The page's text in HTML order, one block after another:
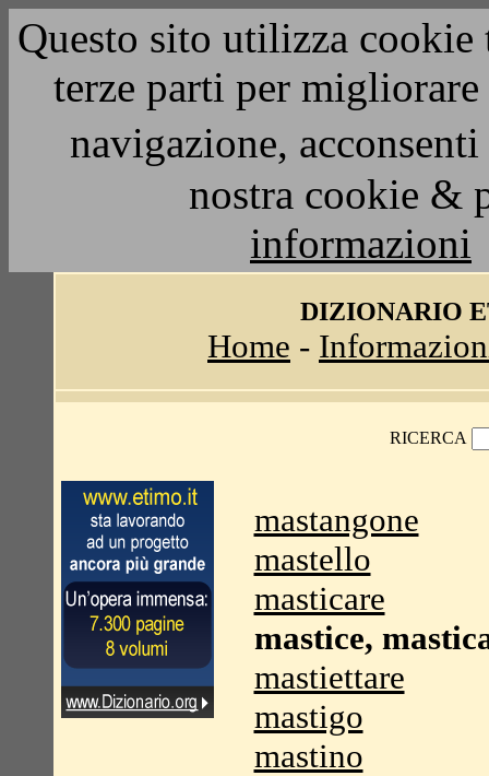
Questo sito utilizza
terze parti per
navigazione,
nostra cookie &
informazioni
DIZIONARIO
Home -
RICERCA
mastangone
mastello
masticare
mastice,
mastiettare
mastigo
mastino